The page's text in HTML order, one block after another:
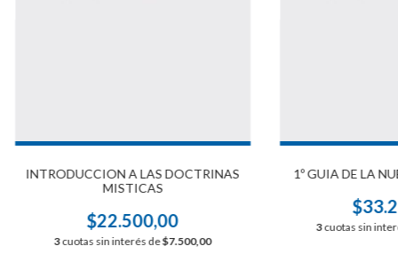
INTRODUCCION A LAS DOCTRINAS
MISTICAS
$22.500,00
3cuotas sin interés de$7.500,00
1º GUIA DE LA
3cuotas sin